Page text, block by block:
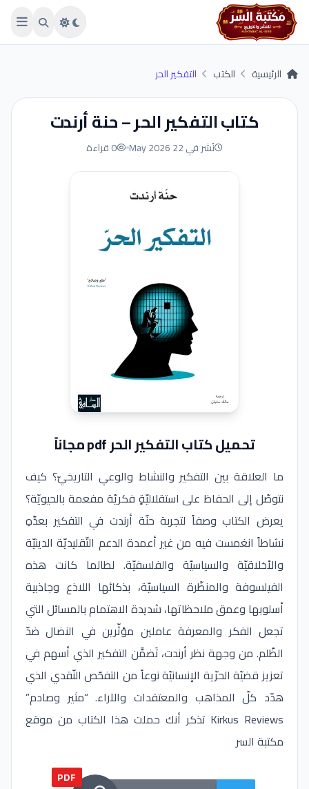
Skip to main content
الرئيسية الكتب التفكير الحر
كتاب التفكير الحر – حنة أرندت
نُشر في 22 May 2026 0 قراءة
تحميل كتاب التفكير الحر pdf مجاناً
ما العلاقة بين التفكير والنشاط والوعي التاريخيّ؟ كيف
نتوصّل إلى الحفاظ على استقلاليّةٍ فكريّة مفعمة بالحيويّة؟
يعرض الكتاب وصفاً لتجربة حنّة أرندت في التفكير بعدِّهِ
نشاطاً انغمست فيه من غير أعمدة الدعم التّقليديّة الدينيّة
والأخلاقيّة والسياسيّة والفلسفيّة. لطالما كانت هذه
الفيلسوفة والمنظّرة السياسيّة، بذكائها اللاذع وجاذبية
أسلوبها وعمق ملاحظاتها، شديدة الاهتمام بالمسائل التي
تجعل الفكر والمعرفة عاملين مؤثّرين في النضال ضدّ
الظّلم. من وجهة نظر أرندت، تَضمَّن التفكير الذي أسهم في
تعزيز قضيّة الحرّية الإنسانيّة نوعاً من التفحّص النّقدي الذي
هدّد كلّ المذاهب والمعتقدات والآراء. “مثير وصادم”
Kirkus Reviews تذكر أنك حملت هذا الكتاب من موقع
مكتبة السر
PDF